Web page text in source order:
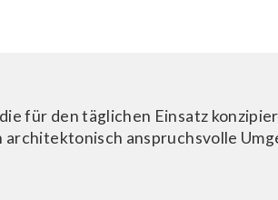
für den täglichen Einsatz
anspruchsvolle